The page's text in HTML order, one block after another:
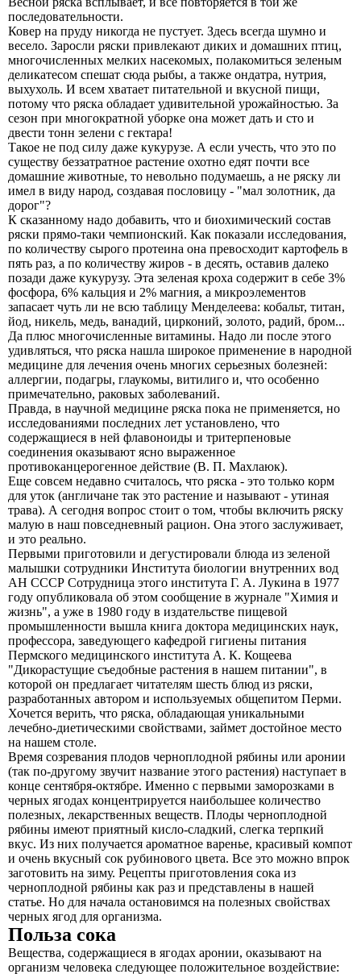
последовательности.
Ковер на пруду никогда не пустует. Здесь всегда шумно и
весело. Заросли ряски привлекают диких и домашних птиц,
многочисленных мелких насекомых, полакомиться зеленым
деликатесом спешат сюда рыбы, а также ондатра, нутрия,
выхухоль. И всем хватает питательной и вкусной пищи,
потому что ряска обладает удивительной урожайностью. За
сезон при многократной уборке она может дать и сто и
двести тонн зелени с гектара!
Такое не под силу даже кукурузе. А если учесть, что это по
существу беззатратное растение охотно едят почти все
домашние животные, то невольно подумаешь, а не ряску ли
имел в виду народ, создавая пословицу - "мал золотник, да
дорог"?
К сказанному надо добавить, что и биохимический состав
ряски прямо-таки чемпионский. Как показали исследования,
по количеству сырого протеина она превосходит картофель в
пять раз, а по количеству жиров - в десять, оставив далеко
позади даже кукурузу. Эта зеленая кроха содержит в себе 3%
фосфора, 6% кальция и 2% магния, а микроэлементов
запасает чуть ли не всю таблицу Менделеева: кобальт, титан,
йод, никель, медь, ванадий, цирконий, золото, радий, бром...
Да плюс многочисленные витамины. Надо ли после этого
удивляться, что ряска нашла широкое применение в народной
медицине для лечения очень многих серьезных болезней:
аллергии, подагры, глаукомы, витилиго и, что особенно
примечательно, раковых заболеваний.
Правда, в научной медицине ряска пока не применяется, но
исследованиями последних лет установлено, что
содержащиеся в ней флавоноиды и тритерпеновые
соединения оказывают ясно выраженное
противоканцерогенное действие (В. П. Махлаюк).
Еще совсем недавно считалось, что ряска - это только корм
для уток (англичане так это растение и называют - утиная
трава). А сегодня вопрос стоит о том, чтобы включить ряску
малую в наш повседневный рацион. Она этого заслуживает,
и это реально.
Первыми приготовили и дегустировали блюда из зеленой
малышки сотрудники Института биологии внутренних вод
АН СССР Сотрудница этого института Г. А. Лукина в 1977
году опубликовала об этом сообщение в журнале "Химия и
жизнь", а уже в 1980 году в издательстве пищевой
промышленности вышла книга доктора медицинских наук,
профессора, заведующего кафедрой гигиены питания
Пермского медицинского института А. К. Кощеева
"Дикорастущие съедобные растения в нашем питании", в
которой он предлагает читателям шесть блюд из ряски,
разработанных автором и используемых общепитом Перми.
Хочется верить, что ряска, обладающая уникальными
лечебно-диетическими свойствами, займет достойное место
на нашем столе.
Время созревания плодов черноплодной рябины или аронии
(так по-другому звучит название этого растения) наступает в
конце сентября-октябре. Именно с первыми заморозками в
черных ягодах концентрируется наибольшее количество
полезных, лекарственных веществ. Плоды черноплодной
рябины имеют приятный кисло-сладкий, слегка терпкий
вкус. Из них получается ароматное варенье, красивый компот
и очень вкусный сок рубинового цвета. Все это можно впрок
заготовить на зиму. Рецепты приготовления сока из
черноплодной рябины как раз и представлены в нашей
статье. Но для начала остановимся на полезных свойствах
черных ягод для организма.
Польза сока
Вещества, содержащиеся в ягодах аронии, оказывают на
организм человека следующее положительное воздействие: